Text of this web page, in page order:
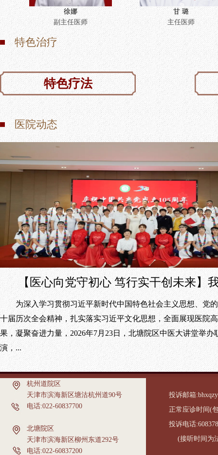
徐娜
副主任医师
甘 璐
主任医师
特色治疗
特色疗法
医院动态
【医心向党守初心 笃行实干创未来】
为深入学习贯彻习近平新时代中国特色社会主义思想、党
十届历次全会精神，扎实落实习近平文化思想，全面展现医院
果，凝聚奋进力量，2026年7月23日，北塘院区中医大讲堂举办
演，...
杭州道院区
天津市滨海新区塘沽杭州道90号
电话:022-60837700
北塘院区
天津市滨海新区柳州东道292号
电话:022-60837200
投诉邮箱
正常应诊时间(
投诉电话
(接听时间为法